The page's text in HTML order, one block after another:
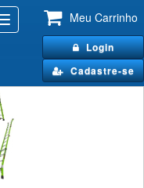
Toggle
navigation
Meu Carrinho
Login
Cadastre-se